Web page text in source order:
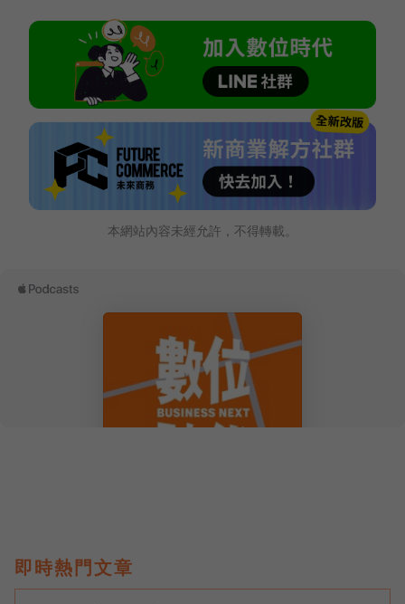
本網站內容未經允許，不得轉載。
即時熱門文章